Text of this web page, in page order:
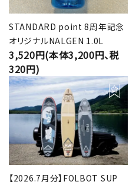
STANDARD point 8周年記念
オリジナルNALGEN 1.0L
3,520円(本体3,200円、税
320円)
【2026.7月分】FOLBOT SUP